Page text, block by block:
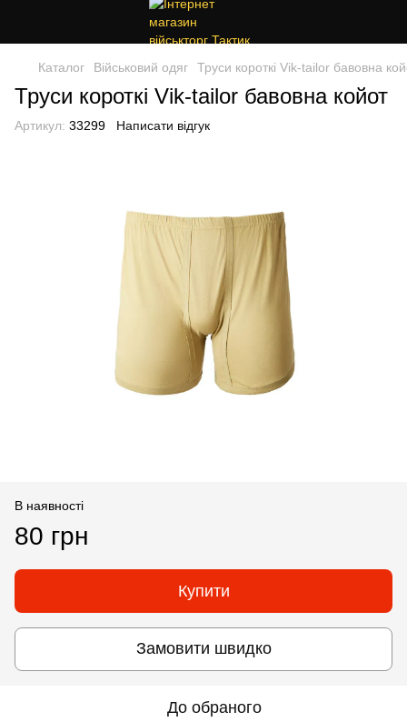
Каталог Військовий одяг Труси короткі Vik-tailor бавовна
Труси короткі Vik-tailor бавовна койот
Артикул: 33299 Написати відгук
В наявності
80 грн
Купити
Замовити швидко
До обраного